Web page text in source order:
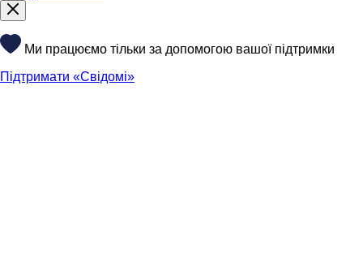
Ми працюємо тільки за допомогою вашої підтримки
Підтримати «Свідомі»